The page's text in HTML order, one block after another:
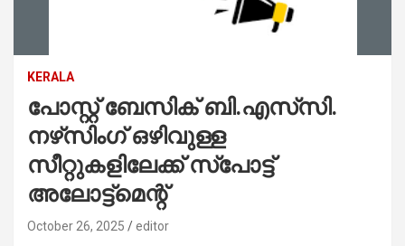
KERALA
പോസ്റ്റ് ബേസിക് ബി.എസ്‌സി.
നഴ്‌സിംഗ് ഒഴിവുള്ള
സീറ്റുകളിലേക്ക് സ്‌പോട്ട്
അലോട്ട്‌മെന്റ്
October 26, 2025 editor